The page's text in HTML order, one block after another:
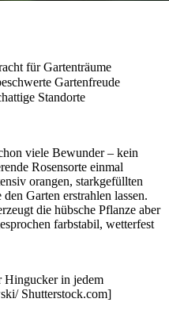
für Gartenträume
Gartenfreude
Standorte
viele Bewunder – kein
Rosensorte einmal
orangen, starkgefüllten
Garten erstrahlen lassen.
die hübsche Pflanze aber
farbstabil, wetterfest
Hingucker in jedem
Shutterstock.com]